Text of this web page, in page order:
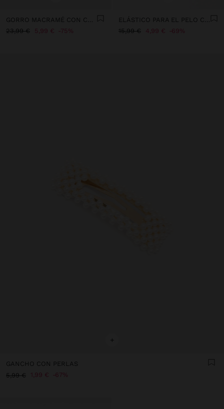
GORRO MACRAMÉ CON CUENTAS
23,99 € 5,99 € 75%
ELÁSTICO PARA EL PELO CON DETALLE DORADO
15,99 € 4,99 € 69%
+
GANCHO CON PERLAS
5,99 € 1,99 € 67%